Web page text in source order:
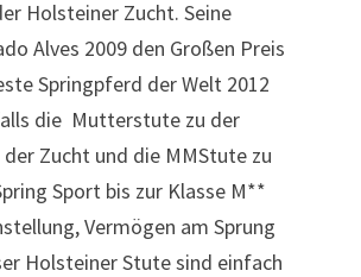
Holsteiner Zucht. Seine
Alves 2009 den Großen Preis
Springpferd der Welt 2012
die Mutterstute zu der
Zucht und die MMStute zu
Sport bis zur Klasse M**
Vermögen am Sprung
Holsteiner Stute sind einfach